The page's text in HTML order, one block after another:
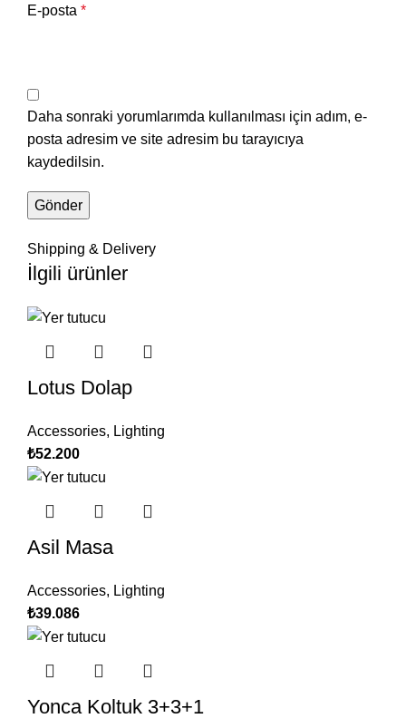
E-posta *
Daha sonraki yorumlarımda kullanılması için adım, e-
posta adresim ve site adresim bu tarayıcıya
kaydedilsin.
Shipping & Delivery
İlgili ürünler
Lotus Dolap
Accessories, Lighting
₺52.200
Asil Masa
Accessories, Lighting
₺39.086
Yonca Koltuk 3+3+1